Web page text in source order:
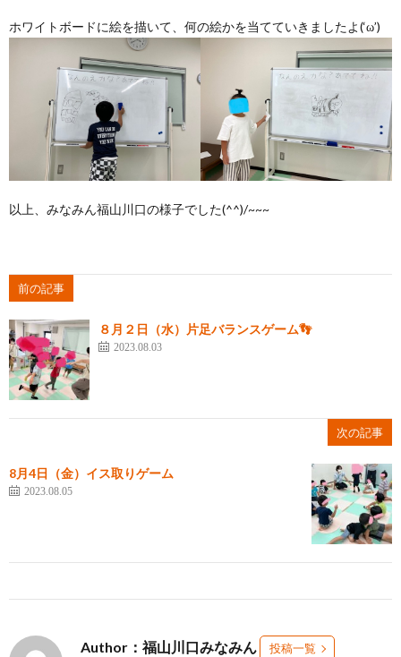
ホワイトボードに絵を描いて、何の絵かを当てていきましたよ(‘ω’)
以上、みなみん福山川口の様子でした(^^)/~~~
前の記事
８月２日（水）片足バランスゲーム👣
2023.08.03
次の記事
8月4日（金）イス取りゲーム
2023.08.05
Author：福山川口みなみん 投稿一覧